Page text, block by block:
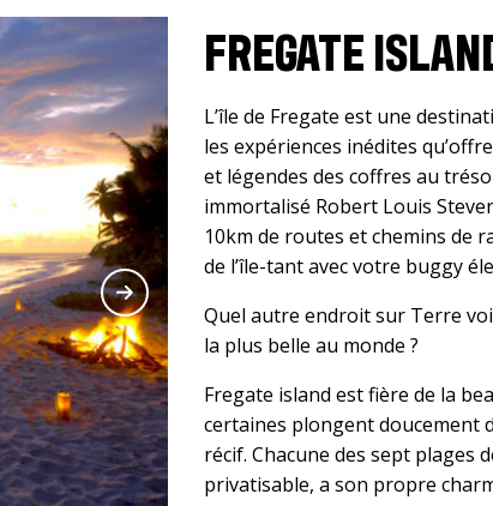
FREGATE
L’île de Fregate est une
les expériences inédites
et légendes des coffres au
immortalisé Robert Louis
10km de routes et chemins de
de l’île-tant avec votre buggy
Quel autre endroit sur Terre
la plus belle au monde ?
Fregate island est fière de la
certaines plongent doucement
récif. Chacune des sept plages
privatisable, a son propre